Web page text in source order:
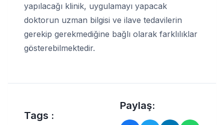
yapılacağı klinik, uygulamayı yapacak
doktorun uzman bilgisi ve ilave tedavilerin
gerekip gerekmediğine bağlı olarak farklılıklar
gösterebilmektedir.
Tags :
Paylaş: